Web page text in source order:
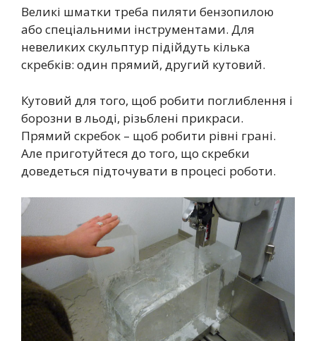
Великі шматки треба пиляти бензопилою
або спеціальними інструментами. Для
невеликих скульптур підійдуть кілька
скребків: один прямий, другий кутовий.
Кутовий для того, щоб робити поглиблення і
борозни в льоді, різьблені прикраси.
Прямий скребок – щоб робити рівні грані.
Але приготуйтеся до того, що скребки
доведеться підточувати в процесі роботи.